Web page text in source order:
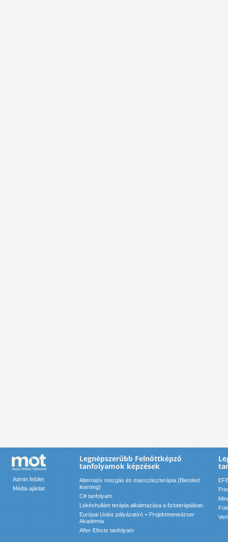
Admin felület
Média ajánlat
Legnépszerűbb Felnőttképző
tanfolyamok képzések
Alternatív mozgás és masszászterápia (Blended
learning)
C# tanfolyam
Lökéshullám terápia alkalmazása a fizioterápiában
Európai Uniós pályázatíró + Projektmenedzser
Akadémia
After Efects tanfolyam